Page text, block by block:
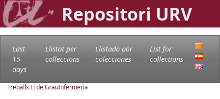
Repositori URV
Last
15
days
Llistat per
col·leccions
Llistado por
colecciones
List for
collections
Treballs Fi de GrauInfermeria